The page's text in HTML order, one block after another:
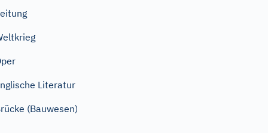
Literatur
(Bauwesen)